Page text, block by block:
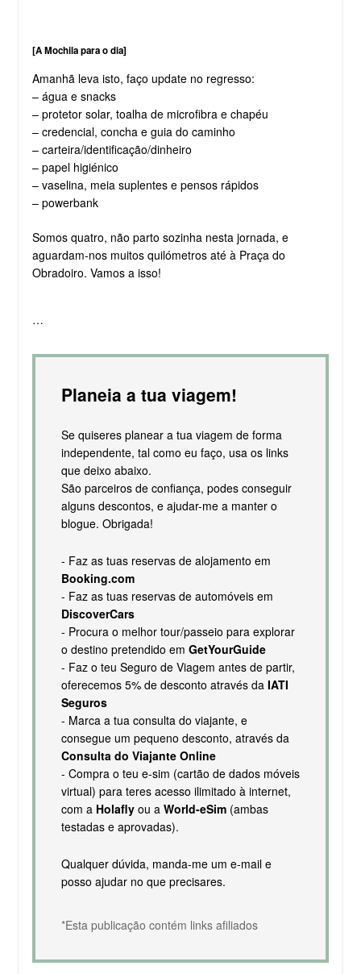
[A Mochila para o dia]
Amanhã leva isto, faço update no regresso:
– água e snacks
– protetor solar, toalha de microfibra e chapéu
– credencial, concha e guia do caminho
– carteira/identificação/dinheiro
– papel higiénico
– vaselina, meia suplentes e pensos rápidos
– powerbank
Somos quatro, não parto sozinha nesta jornada, e
aguardam-nos muitos quilómetros até à Praça do
Obradoiro. Vamos a isso!
…
Planeia a tua viagem!
Se quiseres planear a tua viagem de forma
independente, tal como eu faço, usa os links
que deixo abaixo.
São parceiros de confiança, podes conseguir
alguns descontos, e ajudar-me a manter o
blogue. Obrigada!
- Faz as tuas reservas de alojamento em
Booking.com
- Faz as tuas reservas de automóveis em
DiscoverCars
- Procura o melhor tour/passeio para explorar
o destino pretendido em GetYourGuide
- Faz o teu Seguro de Viagem antes de partir,
oferecemos 5% de desconto através da IATI
Seguros
- Marca a tua consulta do viajante, e
consegue um pequeno desconto, através da
Consulta do Viajante Online
- Compra o teu e-sim (cartão de dados móveis
virtual) para teres acesso ilimitado à internet,
com a Holaflyou a World-eSim(ambas
testadas e aprovadas).
Qualquer dúvida, manda-me um e-mail e
posso ajudar no que precisares.
*Esta publicação contém links afiliados